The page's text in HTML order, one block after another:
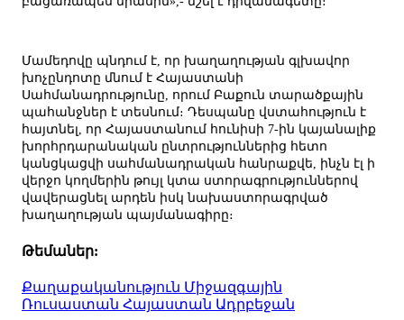
Մամեդովը պնդում է, որ խաղաղության գլխավոր
խոչընդոտը մնում է Հայաստանի
Սահմանադրությունը, որում Բաքուն տարածքային
պահանջներ է տեսնում։ Դեսպանը վստահություն է
հայտնել, որ Հայաստանում հունիսի 7-ին կայանալիք
խորհրդարանական ընտրություններից հետո
կանցկացվի սահմանադրական հանրաքվե, ինչն էլ ի
վերջո կողմերին թույլ կտա ստորագրություններով
վավերացնել արդեն իսկ նախաստորագրված
խաղաղության պայմանագիրը։
Թեմաներ:
Քաղաքականություն Միջազգային
Ռուսաստան Հայաստան Ադրբեջան